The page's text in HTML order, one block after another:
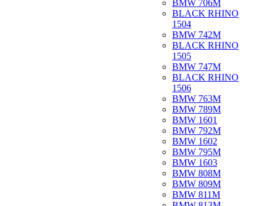
BMW 706M
BLACK RHINO
1504
BMW 742M
BLACK RHINO
1505
BMW 747M
BLACK RHINO
1506
BMW 763M
BMW 789M
BMW 1601
BMW 792M
BMW 1602
BMW 795M
BMW 1603
BMW 808M
BMW 809M
BMW 811M